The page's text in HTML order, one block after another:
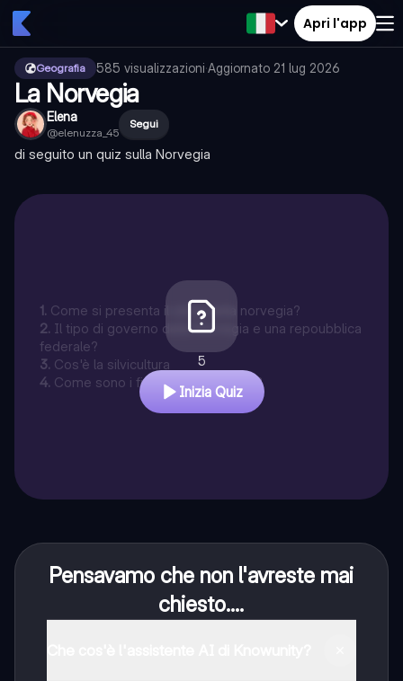
Apri l'app
Geografia 585 visualizzazioni·Aggiornato 21 lug 2026
La Norvegia
Elena
@elenuzza_45
Segui
di seguito un quiz sulla Norvegia
1. Come si presenta il clima della norvegia?
2. Il tipo di governo della Norvegia e una repoubblica
federale?
3. Cos'è la silvicultura
4. Come sono i fiumi della Norvegia?
5
Inizia Quiz
Pensavamo che non l'avreste mai
chiesto....